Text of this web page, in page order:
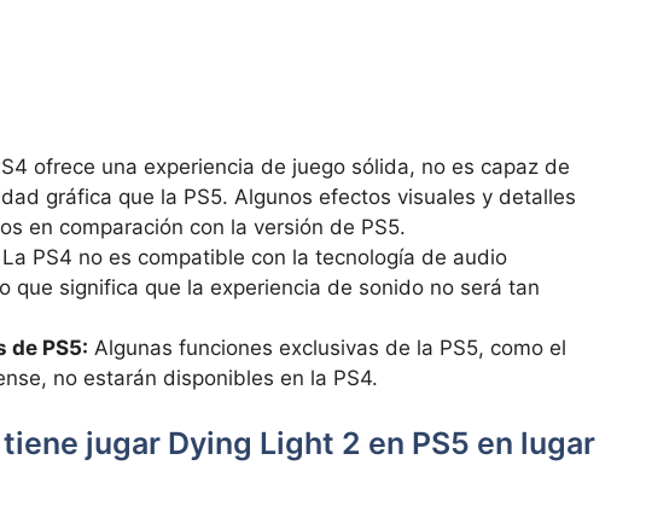
ofrece una experiencia‌ de⁢ juego‍ sólida, no es ‌capaz⁤ de
gráfica ‌que‌ la PS5.​ Algunos efectos visuales y‍ detalles‍
en⁣ comparación con la versión de​ PS5.
La PS4 no‍ es⁢ compatible con ⁣la tecnología ‌de audio⁢
que significa que la experiencia de sonido no será tan
de PS5: Algunas⁤ funciones exclusivas ⁣de‍ la PS5, como el
no estarán disponibles en la PS4.
jugar Dying⁢ Light 2 en PS5 en⁣ lugar​